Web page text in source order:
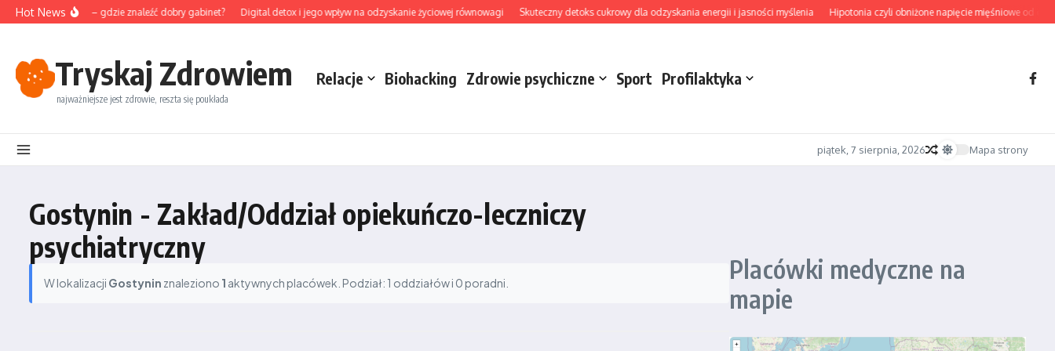
Przejdź do treści
Hot News
na Śląsku – gdzie znaleźć dobry gabinet? Digital detox i jego wpływ na odzyskanie życiowej równowagi Skuteczny detoks cukrowy dla odzyskania energii i jasności myślenia Hipotonia czyli obniżone napięcie mięśniowe od
Tryskaj Zdrowiem
najważniejsze jest zdrowie, reszta się poukłada
Relacje Biohacking Zdrowie psychiczne Sport Profilaktyka
piątek, 7 sierpnia, 2026 Mapa strony
Gostynin - Zakład/Oddział opiekuńczo-leczniczy
psychiatryczny
W lokalizacji Gostynin znaleziono 1 aktywnych placówek. Podział: 1 oddziałów i 0 poradni.
Placówki medyczne na
mapie